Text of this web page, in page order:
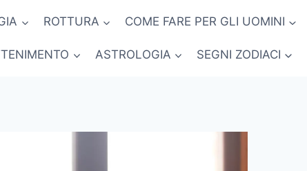
ROTTURA COME FARE PER GLI UOMINI
ASTROLOGIA SEGNI ZODIACI